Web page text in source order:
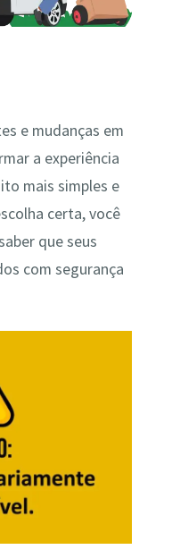
e mudanças em
a experiência
mais simples e
certa, você
que seus
com segurança